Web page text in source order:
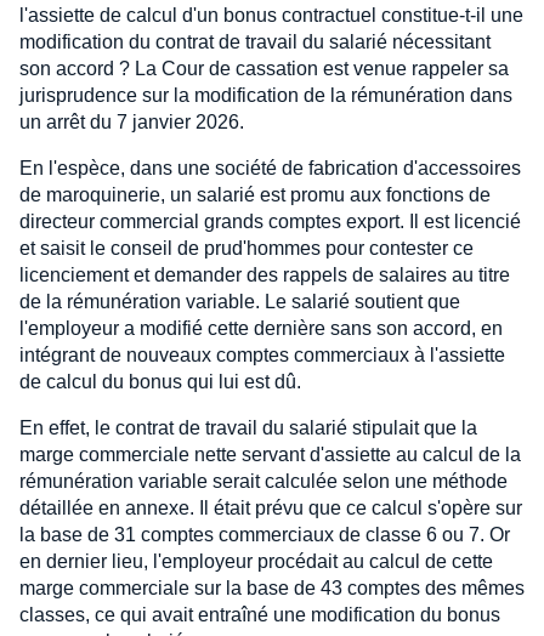
l'assiette de calcul d'un bonus contractuel constitue-t-il une
modification du contrat de travail du salarié nécessitant
son accord ? La Cour de cassation est venue rappeler sa
jurisprudence sur la modification de la rémunération dans
un arrêt du 7 janvier 2026.
En l'espèce, dans une société de fabrication d'accessoires
de maroquinerie, un salarié est promu aux fonctions de
directeur commercial grands comptes export. Il est licencié
et saisit le conseil de prud'hommes pour contester ce
licenciement et demander des rappels de salaires au titre
de la rémunération variable. Le salarié soutient que
l'employeur a modifié cette dernière sans son accord, en
intégrant de nouveaux comptes commerciaux à l'assiette
de calcul du bonus qui lui est dû.
En effet, le contrat de travail du salarié stipulait que la
marge commerciale nette servant d'assiette au calcul de la
rémunération variable serait calculée selon une méthode
détaillée en annexe. Il était prévu que ce calcul s'opère sur
la base de 31 comptes commerciaux de classe 6 ou 7. Or
en dernier lieu, l'employeur procédait au calcul de cette
marge commerciale sur la base de 43 comptes des mêmes
classes, ce qui avait entraîné une modification du bonus